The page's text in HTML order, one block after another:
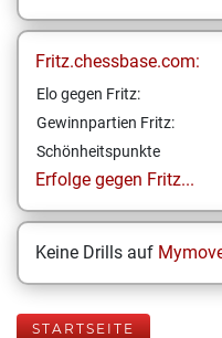
Fritz.chessbase.com:
Elo gegen Fritz:
Gewinnpartien Fritz:
Schönheitspunkte
Erfolge gegen Fritz...
Keine Drills auf
STARTSEITE